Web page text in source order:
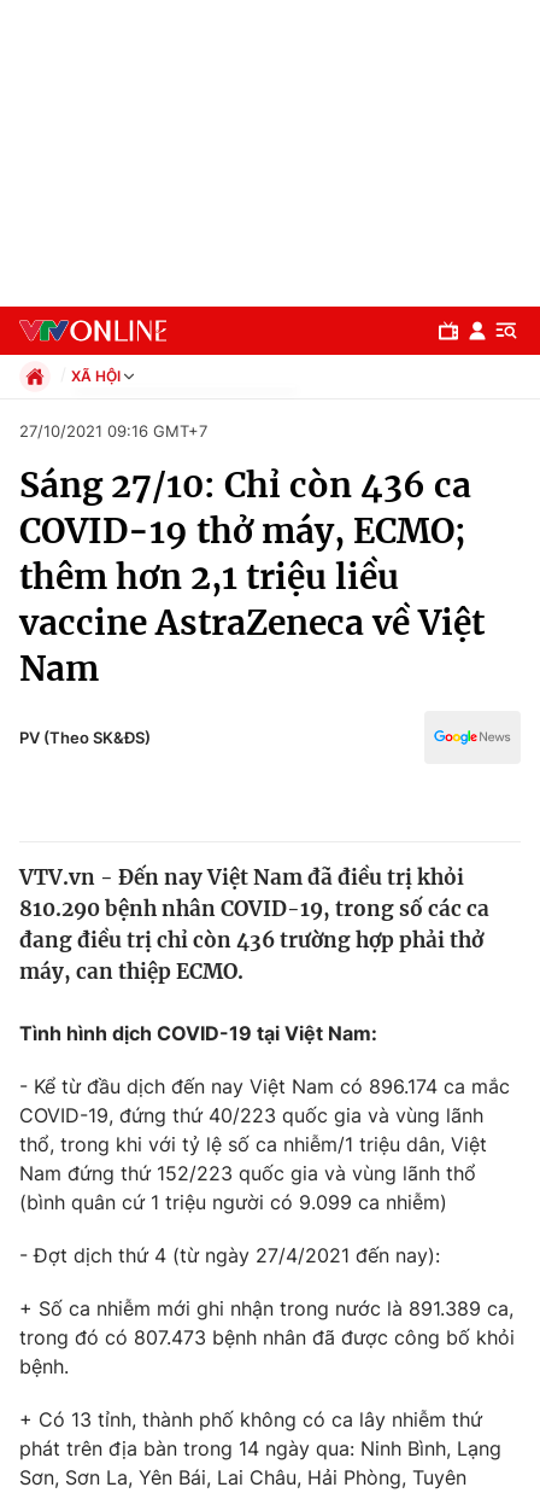
Chuyên mục
Chính trị
Xã hội
Pháp luật
Tin tức
Thế giới đó đây
Câu chuyện quốc tế
Kinh tế
Tài chính
Góc doanh nghiệp
Dữ liệu và đời sống
Truyền hình
Phim VTV
Hậu trường
Nhân vật
Giải trí
Điện ảnh
Âm nhạc
Sao
Đời sống
Chất lượng cuộc sống
Giáo dục
Tuyển sinh
Học trực tuyến
Công nghệ
Hitech Công nghệ tương lai
Sản phẩm
Thị trường
Lịch phát sóng
XÃ HỘI
Xã hội
Pháp luật
Kinh tế
Thể thao
Truyền hình
Văn hóa - Giải trí
Y tế
Đời sống
Giáo dục
27/10/2021 09:16 GMT+7
Sáng 27/10: Chỉ còn 436 ca
COVID-19 thở máy, ECMO;
thêm hơn 2,1 triệu liều
vaccine AstraZeneca về Việt
Nam
PV (Theo SK&ĐS)
VTV.vn - Đến nay Việt Nam đã điều trị khỏi
810.290 bệnh nhân COVID-19, trong số các ca
đang điều trị chỉ còn 436 trường hợp phải thở
máy, can thiệp ECMO.
Tình hình dịch COVID-19 tại Việt Nam:
- Kể từ đầu dịch đến nay Việt Nam có 896.174 ca mắc
COVID-19, đứng thứ 40/223 quốc gia và vùng lãnh
thổ, trong khi với tỷ lệ số ca nhiễm/1 triệu dân, Việt
Nam đứng thứ 152/223 quốc gia và vùng lãnh thổ
(bình quân cứ 1 triệu người có 9.099 ca nhiễm)
- Đợt dịch thứ 4 (từ ngày 27/4/2021 đến nay):
+ Số ca nhiễm mới ghi nhận trong nước là 891.389 ca,
trong đó có 807.473 bệnh nhân đã được công bố khỏi
bệnh.
+ Có 13 tỉnh, thành phố không có ca lây nhiễm thứ
phát trên địa bàn trong 14 ngày qua: Ninh Bình, Lạng
Sơn, Sơn La, Yên Bái, Lai Châu, Hải Phòng, Tuyên